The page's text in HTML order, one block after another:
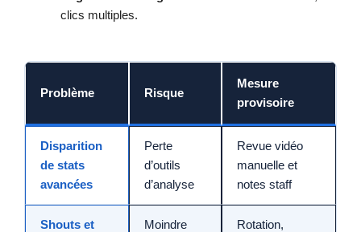
clics multiples.
Problème Risque
Mesure
provisoire
Disparition
de stats
avancées
Perte
d’outils
d’analyse
Revue vidéo
manuelle et
notes staff
Shouts et
Moindre
Rotation,